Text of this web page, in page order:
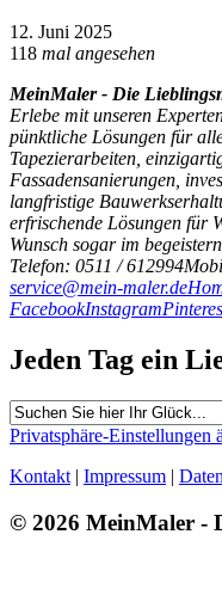
12. Juni 2025
118 mal angesehen
MeinMaler - Die
Erlebe mit unseren
pünktliche Lösungen für
Tapezierarbeiten,
Fassadensanierungen,
langfristige
erfrischende Lösungen für
Wunsch sogar im
Telefon: 0511 / 612994
service@mein-maler.de
FacebookInstagram
Jeden Tag ein
Privatsphäre-Einstellungen
Kontakt | Impressum |
© 2026 MeinMaler -